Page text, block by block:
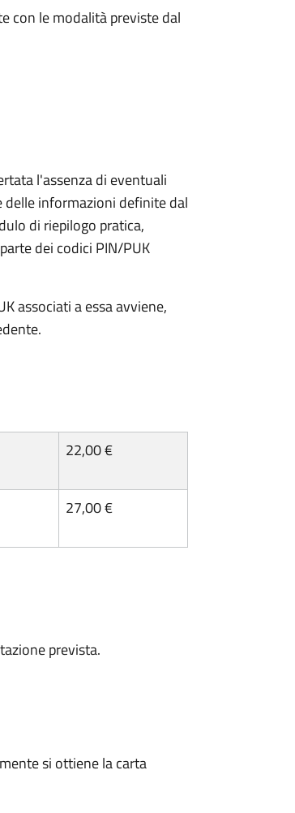
con le modalità previste dal
l'assenza di eventuali
delle informazioni definite dal
di riepilogo pratica,
dei codici PIN/PUK
associati a essa avviene,
22,00 €
27,00 €
prevista.
si ottiene la carta